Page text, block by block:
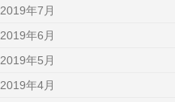
2019年7月
2019年6月
2019年5月
2019年4月